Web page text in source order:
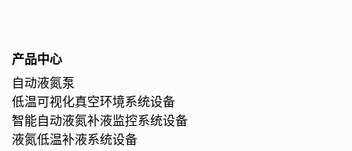
产品中心
自动液氮泵
低温可视化真空环境系统设备
智能自动液氮补液监控系统设备
液氮低温补液系统设备